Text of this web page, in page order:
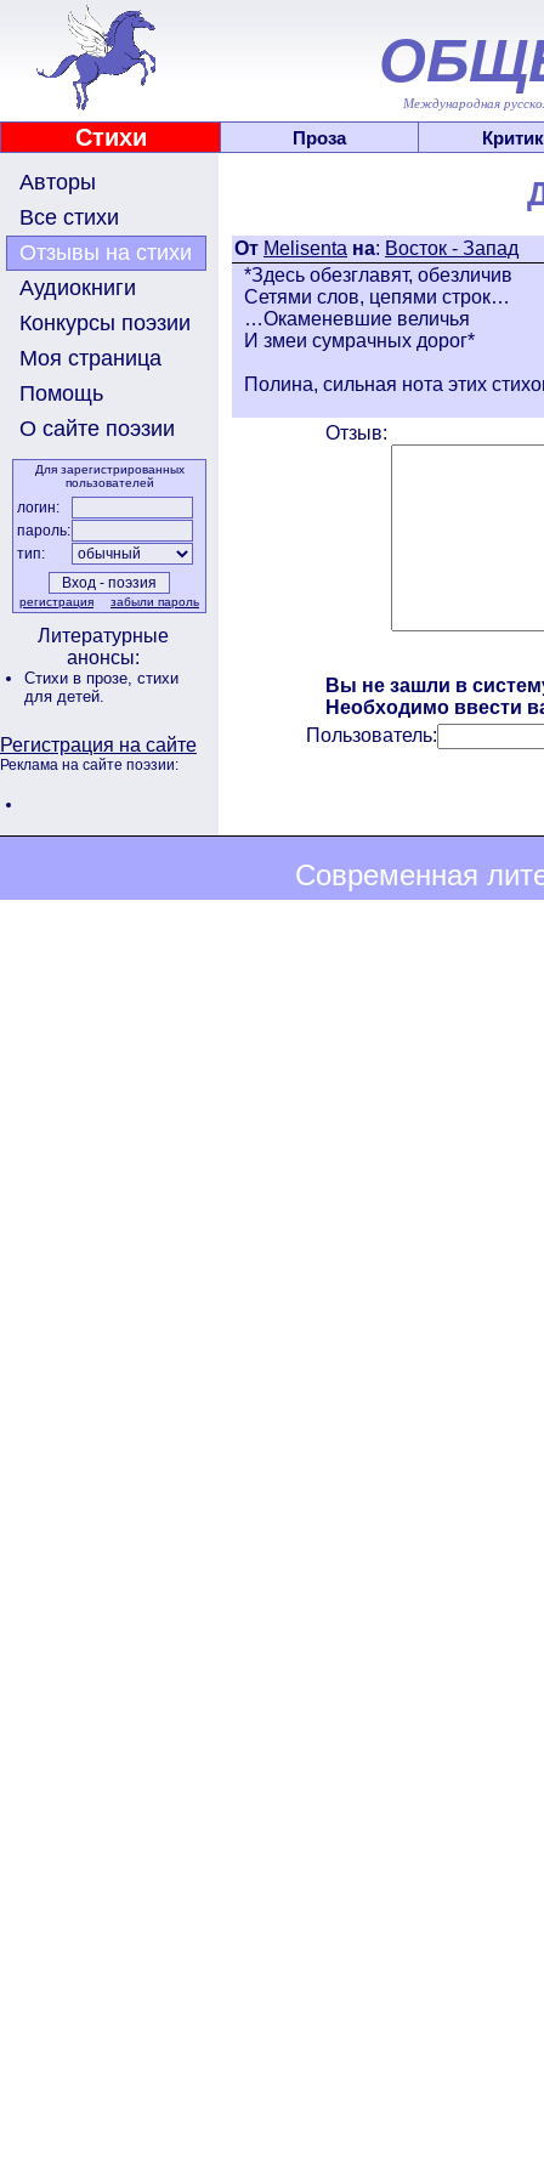
Международная
Стихи Проза
Авторы
Все стихи
Отзывы на стихи
Аудиокниги
Конкурсы поэзии
Моя страница
Помощь
О сайте поэзии
Для зарегистрированных
пользователей
логин:
пароль:
тип:
регистрация забыли пароль
Литературные
анонсы:
Стихи в прозе, стихи
для детей.
Регистрация на сайте
Реклама на сайте поэзии:
От Melisenta на: Восток - Запад
*Здесь обезглавят, обезличив
Сетями слов, цепями строк…
…Окаменевшие величья
И змеи сумрачных дорог*
Полина, сильная нота этих
Отзыв:
Вы не зашли в
Необходимо ввести
Пользователь:
Современная